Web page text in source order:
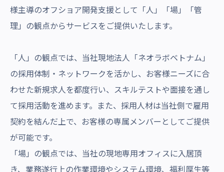
様主導のオフショア開発支援として「人」「場」「管
理」の観点からサービスをご提供いたします。
「人」の観点では、当社現地法人「ネオラボベトナム」
の採用体制・ネットワークを活かし、お客様ニーズに合
わせた新規求人を都度行い、スキルテストや面接を通し
て採用活動を進めます。また、採用人材は当社側で雇用
契約を結んだ上で、お客様の専属メンバーとしてご提供
が可能です。
「場」の観点では、当社の現地専用オフィスに入居頂
き、業務遂行上の作業環境やシステム環境、福利厚生等